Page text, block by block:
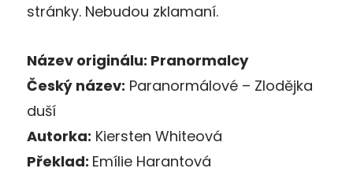
stránky. Nebudou zklamaní.
Název originálu: Pranormalcy
Český název: Paranormálové – Zlodějka
duší
Autorka: Kiersten Whiteová
Překlad: Emílie Harantová